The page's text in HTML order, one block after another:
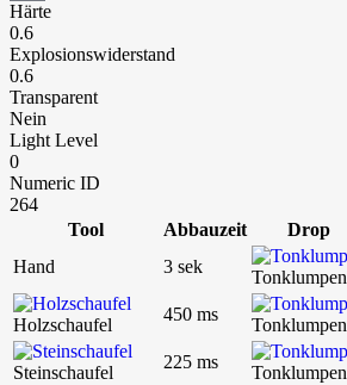
Härte
0.6
Explosionswiderstand
0.6
Transparent
Nein
Light Level
0
Numeric ID
264
Tool
Abbauzeit Drop
Hand
3 sek
Tonklumpen
Holzschaufel
450 ms
Tonklumpen
Steinschaufel
225 ms
Tonklumpen